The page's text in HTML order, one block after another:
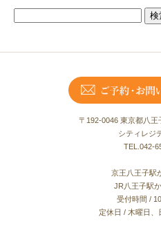
〒192-0046 東京都八
シティレジ
TEL.042-
京王八王子駅
JR八王子駅
受付時間 /
定休日 / 木曜日、